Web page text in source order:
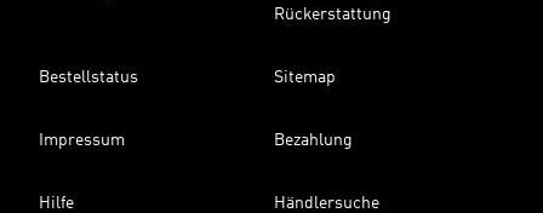
Rückerstattung
Bestellstatus Sitemap
Impressum Bezahlung
Hilfe Händlersuche